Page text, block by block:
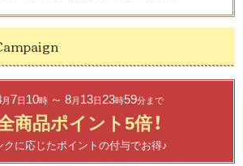
月7日10時～ 8月13日23時59分まで
商品ポイント5倍！
クに応じたポイントの付与でお得♪